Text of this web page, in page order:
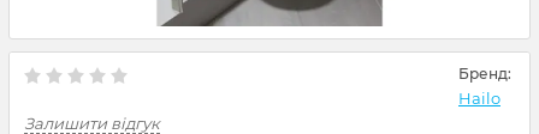
Бренд:
Hailo
Залишити відгук